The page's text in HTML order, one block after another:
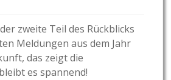
zweite Teil des Rückblicks
Meldungen aus dem Jahr
das zeigt die
es spannend!